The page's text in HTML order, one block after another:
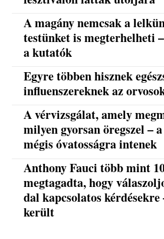
A magány nemcsak a
testünket is megterhelheti
a kutatók
Egyre többen hisznek
influenszereknek az
A vérvizsgálat, amely
milyen gyorsan öregszel –
mégis óvatosságra intenek
Anthony Fauci több mint
megtagadta, hogy
dal kapcsolatos
került